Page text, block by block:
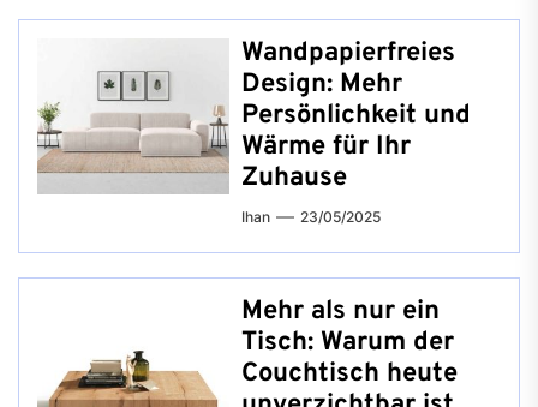
Wandpapierfreies
Design: Mehr
Persönlichkeit und
Wärme für Ihr
Zuhause
Ihan 23/05/2025
Mehr als nur ein
Tisch: Warum der
Couchtisch heute